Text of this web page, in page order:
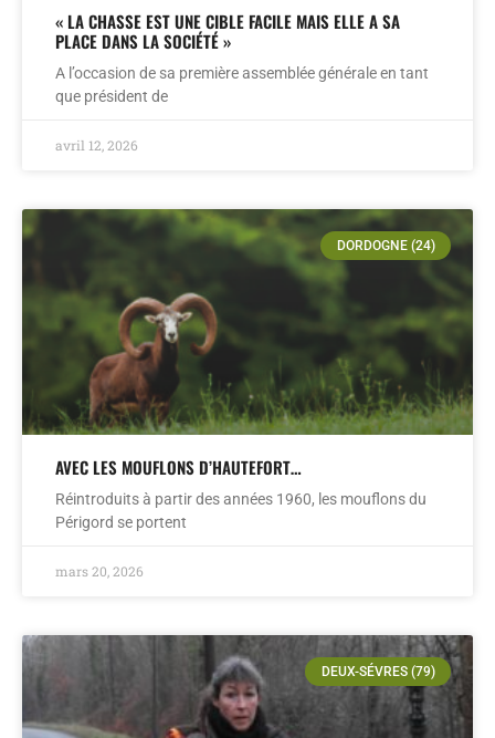
« LA CHASSE EST UNE CIBLE FACILE MAIS ELLE A SA
PLACE DANS LA SOCIÉTÉ »
A l’occasion de sa première assemblée générale en tant
que président de
avril 12, 2026
DORDOGNE (24)
AVEC LES MOUFLONS D’HAUTEFORT…
Réintroduits à partir des années 1960, les mouflons du
Périgord se portent
mars 20, 2026
DEUX-SÉVRES (79)